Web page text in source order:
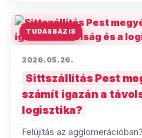
TUDÁSBÁZIS
2026.05.26.
Sittszállítás Pest
számít igazán a
logisztika?
Felújítás az